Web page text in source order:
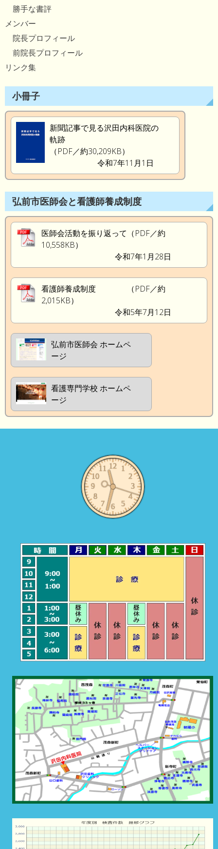
勝手な書評
メンバー
院長プロフィール
前院長プロフィール
リンク集
小冊子
新聞記事で見る沢田内科医院の
軌跡
（PDF／約30,209KB）
令和7年11月1日
弘前市医師会と看護師養成制度
医師会活動を振り返って（PDF／約
10,558KB）
令和7年1月28日
看護師養成制度 （PDF／約
2,015KB）
令和5年7月12日
弘前市医師会 ホームペ
ージ
看護専門学校 ホームペ
ージ